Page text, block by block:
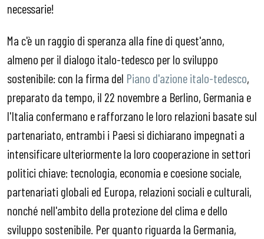
necessarie!
Ma c'è un raggio di speranza alla fine di quest'anno,
almeno per il dialogo italo-tedesco per lo sviluppo
sostenibile: con la firma del Piano d'azione italo-tedesco,
preparato da tempo, il 22 novembre a Berlino, Germania e
l'Italia confermano e rafforzano le loro relazioni basate sul
partenariato, entrambi i Paesi si dichiarano impegnati a
intensificare ulteriormente la loro cooperazione in settori
politici chiave: tecnologia, economia e coesione sociale,
partenariati globali ed Europa, relazioni sociali e culturali,
nonché nell'ambito della protezione del clima e dello
sviluppo sostenibile. Per quanto riguarda la Germania,